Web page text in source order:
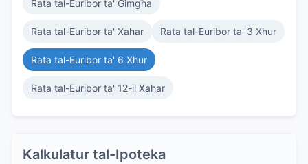
Rata tal-Euribor ta' Ġimgħa
Rata tal-Euribor ta' Xahar Rata tal-Euribor ta' 3 Xhur
Rata tal-Euribor ta' 6 Xhur
Rata tal-Euribor ta' 12-il Xahar
Kalkulatur tal-Ipoteka